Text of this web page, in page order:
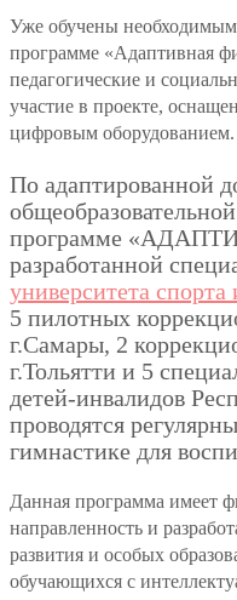
Уже обучены
программе «Адаптивная
педагогические и
участие в проекте,
цифровым оборудованием.
По адаптированной
программе
разработанной
университета спорта
5 пилотных
г.Самары, 2
г.Тольятти и 5
детей-инвалидов
проводятся
гимнастике для
Данная программа имеет
направленность и
развития и особых
обучающихся с